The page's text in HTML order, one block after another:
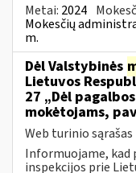
Metai: 2024
Mokesčių
m.
Dėl Valstybinės
Lietuvos
27 „Dėl
mokėtojams,
Web turinio sąrašas
Informuojame, kad
inspekcijos prie